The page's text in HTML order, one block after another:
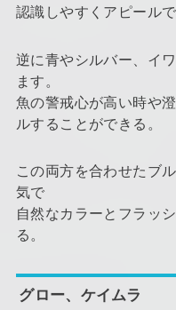
認識しやすくアピールで
逆に青やシルバー、イ
ます。
魚の警戒心が高い時や
ルすることができる。
この両方を合わせたブ
気で
自然なカラーとフラッ
る。
グロー、ケイムラ